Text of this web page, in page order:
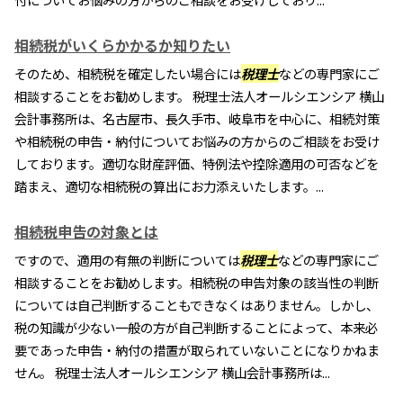
相続税がいくらかかるか知りたい
そのため、相続税を確定したい場合には税理士などの専門家にご
相談することをお勧めします。 税理士法人オールシエンシア 横山
会計事務所は、名古屋市、長久手市、岐阜市を中心に、相続対策
や相続税の申告・納付についてお悩みの方からのご相談をお受け
しております。適切な財産評価、特例法や控除適用の可否などを
踏まえ、適切な相続税の算出にお力添えいたします。...
相続税申告の対象とは
ですので、適用の有無の判断については税理士などの専門家にご
相談することをお勧めします。相続税の申告対象の該当性の判断
については自己判断することもできなくはありません。しかし、
税の知識が少ない一般の方が自己判断することによって、本来必
要であった申告・納付の措置が取られていないことになりかねま
せん。 税理士法人オールシエンシア 横山会計事務所は...